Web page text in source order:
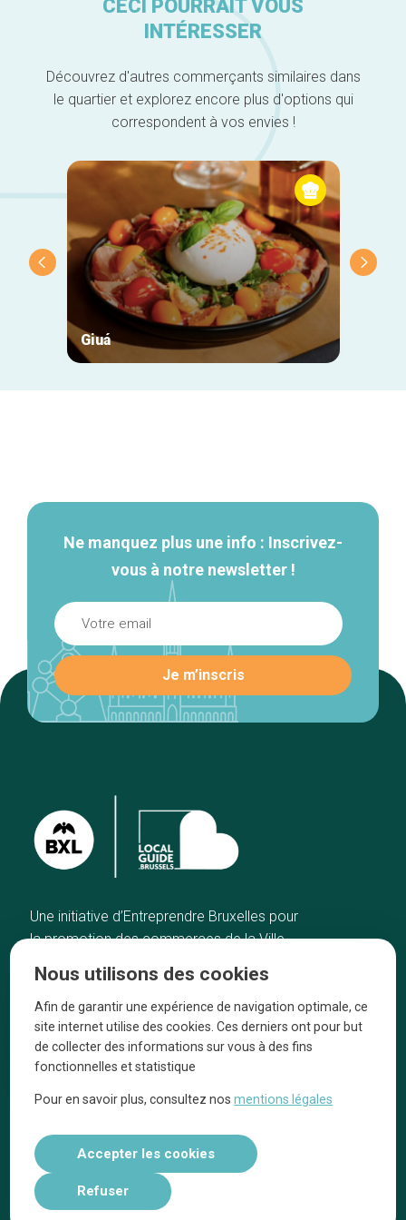
CECI POURRAIT VOUS
INTÉRESSER
Découvrez d'autres commerçants similaires dans
le quartier et explorez encore plus d'options qui
correspondent à vos envies !
Giuá
Ne manquez plus une info : Inscrivez-
vous à notre newsletter !
Une initiative d’Entreprendre Bruxelles pour
la promotion des commerces de la Ville
Accueil
Bonnes adresses
Quartiers
Blog
Tops 10
Artisans
A propos
On parle de nous
Nous utilisons des cookies
Afin de garantir une expérience de navigation optimale, ce
site internet utilise des cookies. Ces derniers ont pour but
de collecter des informations sur vous à des fins
fonctionnelles et statistique
Pour en savoir plus, consultez nosmentions légales
Accepter les cookies
Refuser